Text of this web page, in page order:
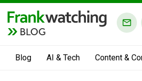
BLOG
Blog AI & Tech Content &